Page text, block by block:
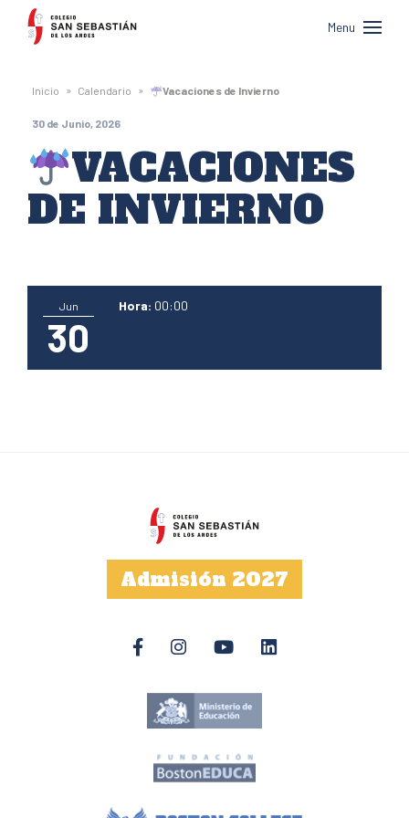
Colegio
San
Sebastián
de
Los
Andes
Menu
Inicio » Calendario » Vacaciones de Invierno
30 de Junio, 2026
VACACIONES
DE INVIERNO
Jun
30
Hora: 00:00
Admisión 2027